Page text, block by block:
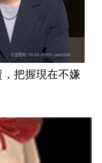
把握現在不嫌